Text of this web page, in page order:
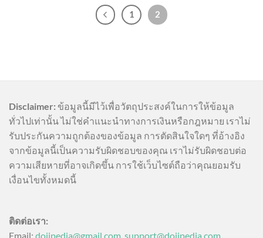
1 2
Disclaimer: ข้อมูลนี้มีไว้เพื่อวัตถุประสงค์ในการให้ข้อมูล
ทั่วไปเท่านั้น ไม่ใช่คำแนะนำทางการเงินหรือกฎหมาย เราไม่
รับประกันความถูกต้องของข้อมูล การตัดสินใจใดๆ ที่อ้างอิง
จากข้อมูลนี้เป็นความรับผิดชอบของคุณ เราไม่รับผิดชอบต่อ
ความเสียหายที่อาจเกิดขึ้น การใช้เว็บไซต์ถือว่าคุณยอมรับ
เงื่อนไขทั้งหมดนี้
ติดต่อเรา:
Email: dojipedia@gmail.com support@dojipedia.com